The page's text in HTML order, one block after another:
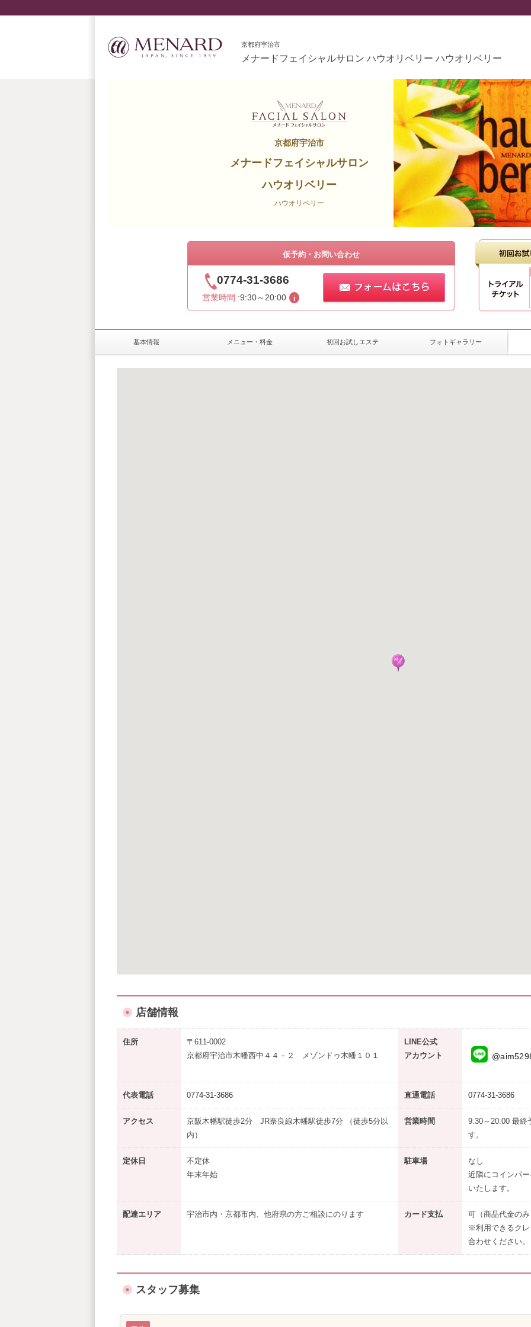
京都府宇治市
メナードフェイシャルサロン ハウオリベリー ハウオリベリー
京都府宇治市
メナードフェイシャルサロン
ハウオリベリー
ハウオリベリー
仮予約・お問い合わせ
0774-31-3686
営業時間 :9:30～20:00
基本情報 メニュー・料金 初回お試しエステ フォトギャラリー
店舗情報
住所
〒611-0002
京都府宇治市木幡西中４４－２ メゾンドゥ木幡１０１
LINE公式
アカウント
代表電話 0774-31-3686 直通電話 0774-31-3686
アクセス
京阪木幡駅徒歩2分 JR奈良線木幡駅徒歩7分 （徒歩5分以
内）
営業時間
9:30～20:00 最終
す。
定休日
不定休
年末年始
駐車場
なし
近隣にコインパ
いたします。
配達エリア 宇治市内・京都市内、他府県の方ご相談にのります カード支払
可（商品代金の
※利用できるクレ
合わせください。
スタッフ募集